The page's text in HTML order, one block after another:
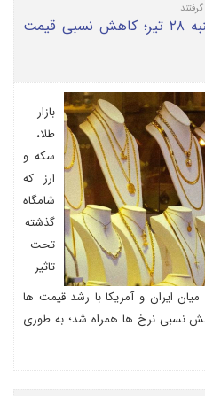
قیمت طلا و سکه امروز یکشنبه ۲۸ تیر؛ کاهش نسبی قیمت
بازار
طلا،
سکه و
ارز که
شامگاه
گذشته
تحت
تاثیر
ایران و آمریکا با رشد قیمت ها
نسبی نرخ ها همراه شد؛ به طوری